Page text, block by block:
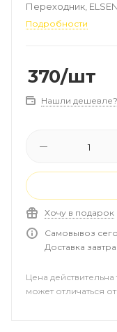
Переходник,
Подробности
370/шт
Нашли дешевле?
Хочу в подарок
Самовывоз
Доставка
Цена
может отличаться